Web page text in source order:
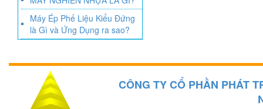
Máy Ép Phế Liệu Kiểu Đứng
là Gì và Ứng Dụng ra sao?
CÔNG TY CỔ PHẦN PHÁT